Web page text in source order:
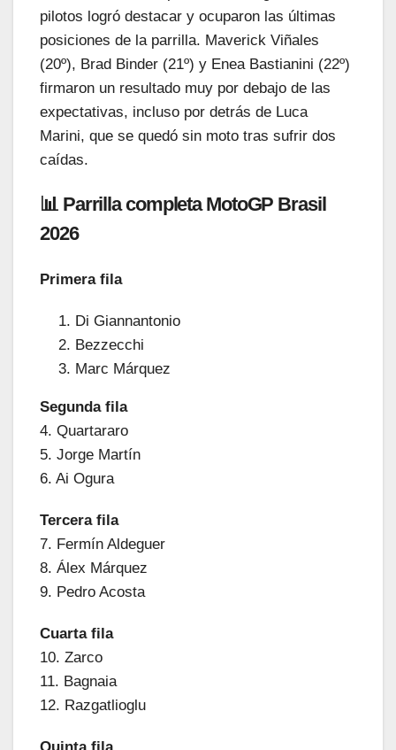
pilotos logró destacar y ocuparon las últimas
posiciones de la parrilla. Maverick Viñales
(20º), Brad Binder (21º) y Enea Bastianini (22º)
firmaron un resultado muy por debajo de las
expectativas, incluso por detrás de Luca
Marini, que se quedó sin moto tras sufrir dos
caídas.
📊 Parrilla completa MotoGP Brasil
2026
Primera fila
Di Giannantonio
Bezzecchi
Marc Márquez
Segunda fila
4. Quartararo
5. Jorge Martín
6. Ai Ogura
Tercera fila
7. Fermín Aldeguer
8. Álex Márquez
9. Pedro Acosta
Cuarta fila
10. Zarco
11. Bagnaia
12. Razgatlioglu